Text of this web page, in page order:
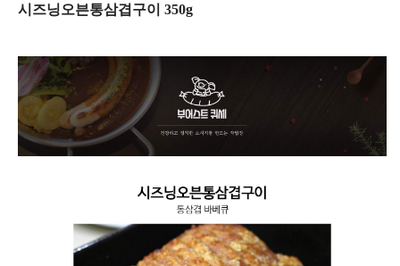
시즈닝오븐통삼겹구이 350g